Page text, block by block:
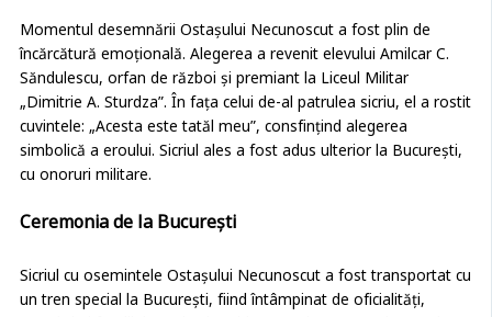
Momentul desemnării Ostașului Necunoscut a fost plin de
încărcătură emoțională. Alegerea a revenit elevului Amilcar C.
Săndulescu, orfan de război și premiant la Liceul Militar
„Dimitrie A. Sturdza”. În fața celui de-al patrulea sicriu, el a rostit
cuvintele: „Acesta este tatăl meu”, consfințind alegerea
simbolică a eroului. Sicriul ales a fost adus ulterior la București,
cu onoruri militare.
Ceremonia de la București
Sicriul cu osemintele Ostașului Necunoscut a fost transportat cu
un tren special la București, fiind întâmpinat de oficialități,